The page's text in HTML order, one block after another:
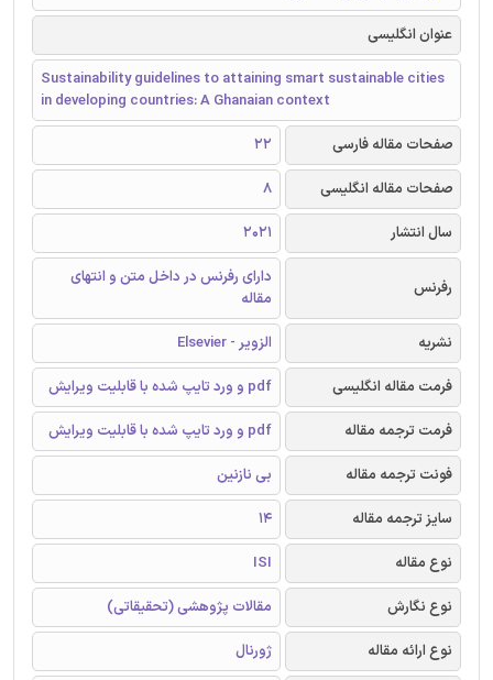
عنوان انگلیسی
Sustainability guidelines to attaining smart sustainable cities
in developing countries: A Ghanaian context
صفحات مقاله فارسی
22
صفحات مقاله انگلیسی
8
سال انتشار
2021
رفرنس
دارای رفرنس در داخل متن و انتهای
مقاله
نشریه
الزویر - Elsevier
فرمت مقاله انگلیسی
pdf و ورد تایپ شده با قابلیت ویرایش
فرمت ترجمه مقاله
pdf و ورد تایپ شده با قابلیت ویرایش
فونت ترجمه مقاله
بی نازنین
سایز ترجمه مقاله
14
نوع مقاله
ISI
نوع نگارش
مقالات پژوهشی (تحقیقاتی)
نوع ارائه مقاله
ژورنال